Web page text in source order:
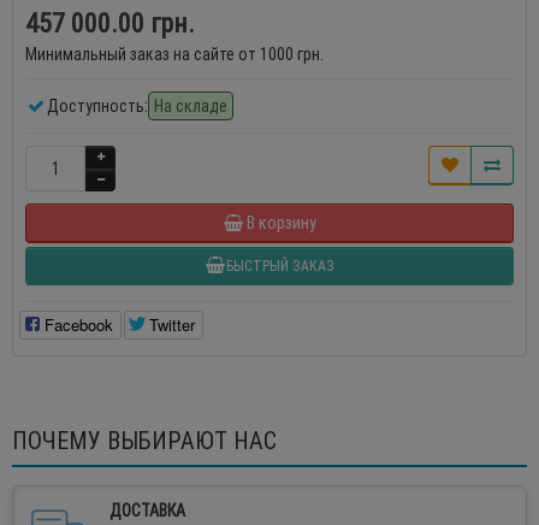
457 000.00 грн.
Минимальный заказ на сайте от 1000 грн.
Доступность: На складе
В корзину
БЫСТРЫЙ ЗАКАЗ
Facebook Twitter
ПОЧЕМУ ВЫБИРАЮТ НАС
ДОСТАВКА